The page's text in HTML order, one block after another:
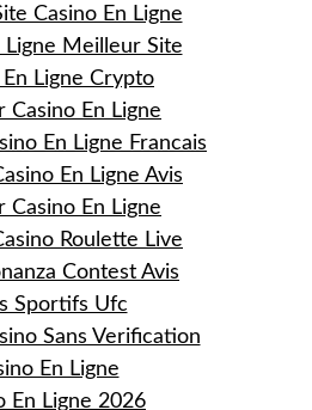
Casino En Ligne
Ligne Meilleur Site
Ligne Crypto
Casino En Ligne
En Ligne Francais
En Ligne Avis
Casino En Ligne
Roulette Live
Contest Avis
Sportifs Ufc
Sans Verification
En Ligne
En Ligne 2026